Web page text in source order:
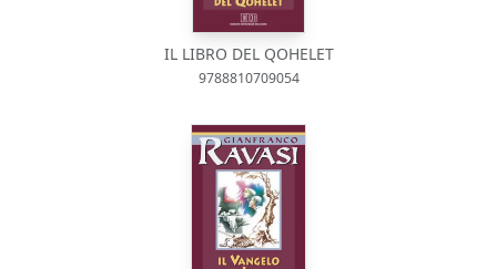
IL LIBRO DEL QOHELET
9788810709054